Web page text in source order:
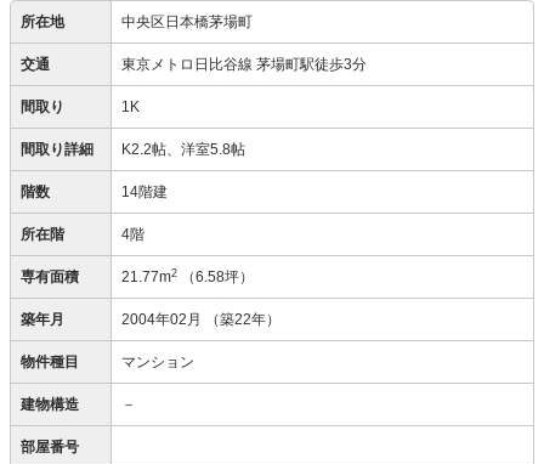
所在地 中央区日本橋茅場町
交通 東京メトロ日比谷線 茅場町駅徒歩3分
間取り 1K
間取り詳細 K2.2帖、洋室5.8帖
階数 14階建
所在階 4階
専有面積 21.77m2 （6.58坪）
築年月 2004年02月 （築22年）
物件種目 マンション
建物構造 －
部屋番号